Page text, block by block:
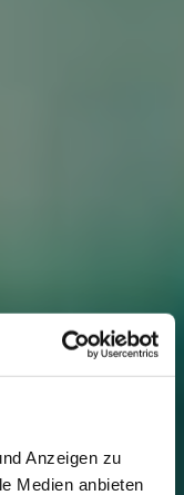
Anzeigen zu
Medien anbieten